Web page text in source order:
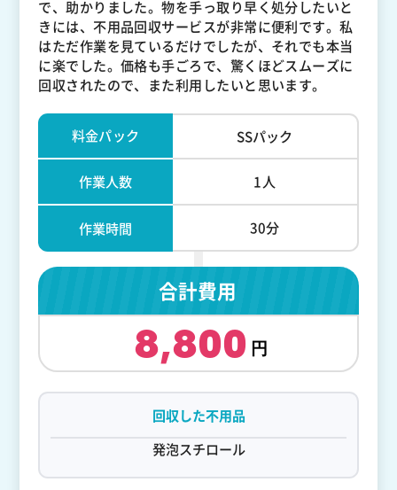
で、助かりました。物を手っ取り早く処分したいと
きには、不用品回収サービスが非常に便利です。私
はただ作業を見ているだけでしたが、それでも本当
に楽でした。価格も手ごろで、驚くほどスムーズに
回収されたので、また利用したいと思います。
料金パック SSパック
作業人数 1人
作業時間 30分
合計費用
8,800
回収した不用品
発泡スチロール